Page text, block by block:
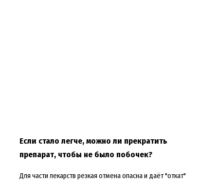
Если стало легче, можно ли прекратить
препарат, чтобы не было побочек?
Для части лекарств резкая отмена опасна и даёт "откат"